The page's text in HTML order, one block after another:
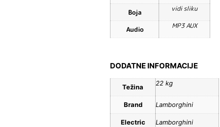
Boja vidi sliku
Audio MP3 AUX
DODATNE INFORMACIJE
Težina 22 kg
Brand Lamborghini
Electric
Lamborghini